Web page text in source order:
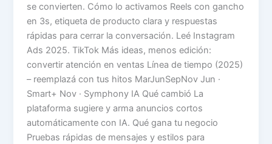
se convierten. Cómo lo activamos Reels con gancho
en 3s, etiqueta de producto clara y respuestas
rápidas para cerrar la conversación. Leé Instagram
Ads 2025. TikTok Más ideas, menos edición:
convertir atención en ventas Línea de tiempo (2025)
– reemplazá con tus hitos MarJunSepNov Jun ·
Smart+ Nov · Symphony IA Qué cambió La
plataforma sugiere y arma anuncios cortos
automáticamente con IA. Qué gana tu negocio
Pruebas rápidas de mensajes y estilos para